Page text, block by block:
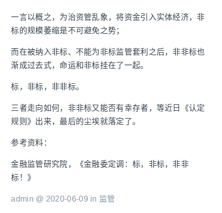
一言以概之，为治资管乱象，将资金引入实体经济，非
标的规模萎缩是不可避免之势；
而在被纳入非标、不能为非标监管套利之后，非非标也
渐成过去式，命运和非标挂在了一起。
标，非标，非非标。
三者走向如何，非非标又能否有幸存者，等近日《认定
规则》出来，最后的尘埃就落定了。
参考资料：
金融监管研究院，《金融委定调：标，非标，非非
标！》
admin @ 2020-06-09 in 监管